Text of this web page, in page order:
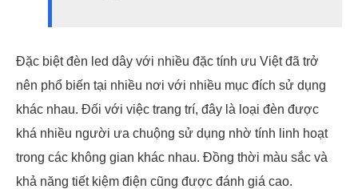
Đặc biệt đèn led dây với nhiều đặc tính ưu Việt đã trở
nên phổ biến tại nhiều nơi với nhiều mục đích sử dụng
khác nhau. Đối với việc trang trí, đây là loại đèn được
khá nhiều người ưa chuộng sử dụng nhờ tính linh hoạt
trong các không gian khác nhau. Đồng thời màu sắc và
khả năng tiết kiệm điện cũng được đánh giá cao.